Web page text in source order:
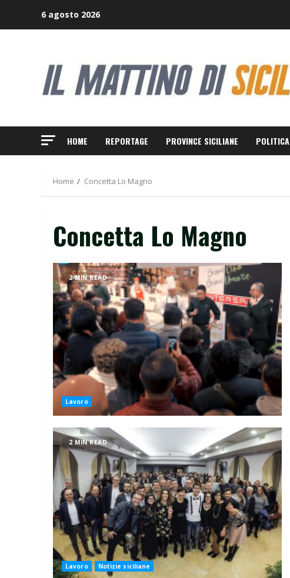
6 agosto 2026
HOME REPORTAGE PROVINCE SICILIANE POLITICA
Home Concetta Lo Magno
Concetta Lo Magno
2 MIN READ
Lavoro
2 MIN READ
Lavoro Notizie siciliane